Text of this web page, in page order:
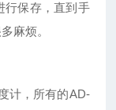
行保存，直到手
麻烦。
计，所有的AD-